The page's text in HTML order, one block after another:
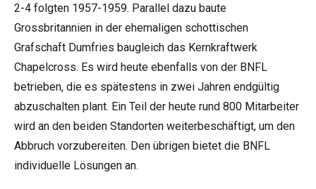
2-4 folgten 1957-1959. Parallel dazu baute
Grossbritannien in der ehemaligen schottischen
Grafschaft Dumfries baugleich das Kernkraftwerk
Chapelcross. Es wird heute ebenfalls von der BNFL
betrieben, die es spätestens in zwei Jahren endgültig
abzuschalten plant. Ein Teil der heute rund 800 Mitarbeiter
wird an den beiden Standorten weiterbeschäftigt, um den
Abbruch vorzubereiten. Den übrigen bietet die BNFL
individuelle Lösungen an.